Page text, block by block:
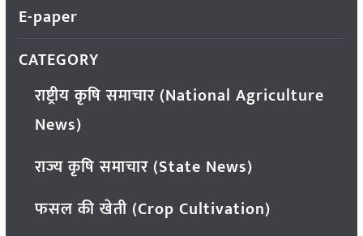
E-paper
CATEGORY
राष्ट्रीय कृषि समाचार (National Agriculture
News)
राज्य कृषि समाचार (State News)
फसल की खेती (Crop Cultivation)